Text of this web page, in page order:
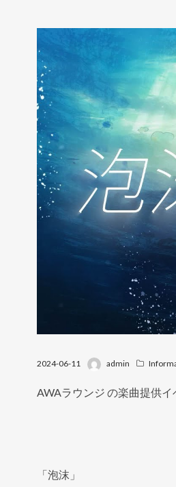
2024-06-11 admin
AWAラウンジ の楽曲提供
「泡沫」